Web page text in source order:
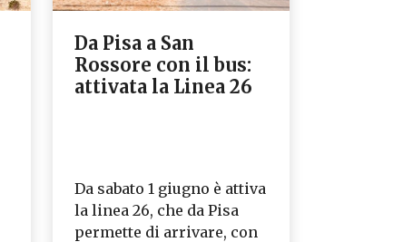
Da Pisa a San
Rossore con il bus:
attivata la Linea 26
Da sabato 1 giugno è attiva
la linea 26, che da Pisa
permette di arrivare, con